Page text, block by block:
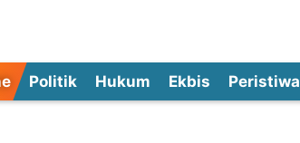
Politik Hukum Ekbis Peristiwa